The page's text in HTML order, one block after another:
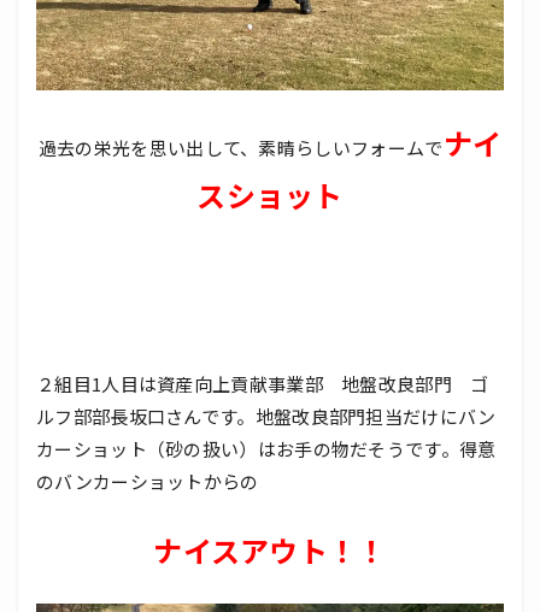
過去の栄光を思い出して、素晴らしいフォームでナイ
スショット
２組目1人目は資産向上貢献事業部 地盤改良部門 ゴ
ルフ部部長坂口さんです。地盤改良部門担当だけにバン
カーショット（砂の扱い）はお手の物だそうです。得意
のバンカーショットからの
ナイスアウト！！